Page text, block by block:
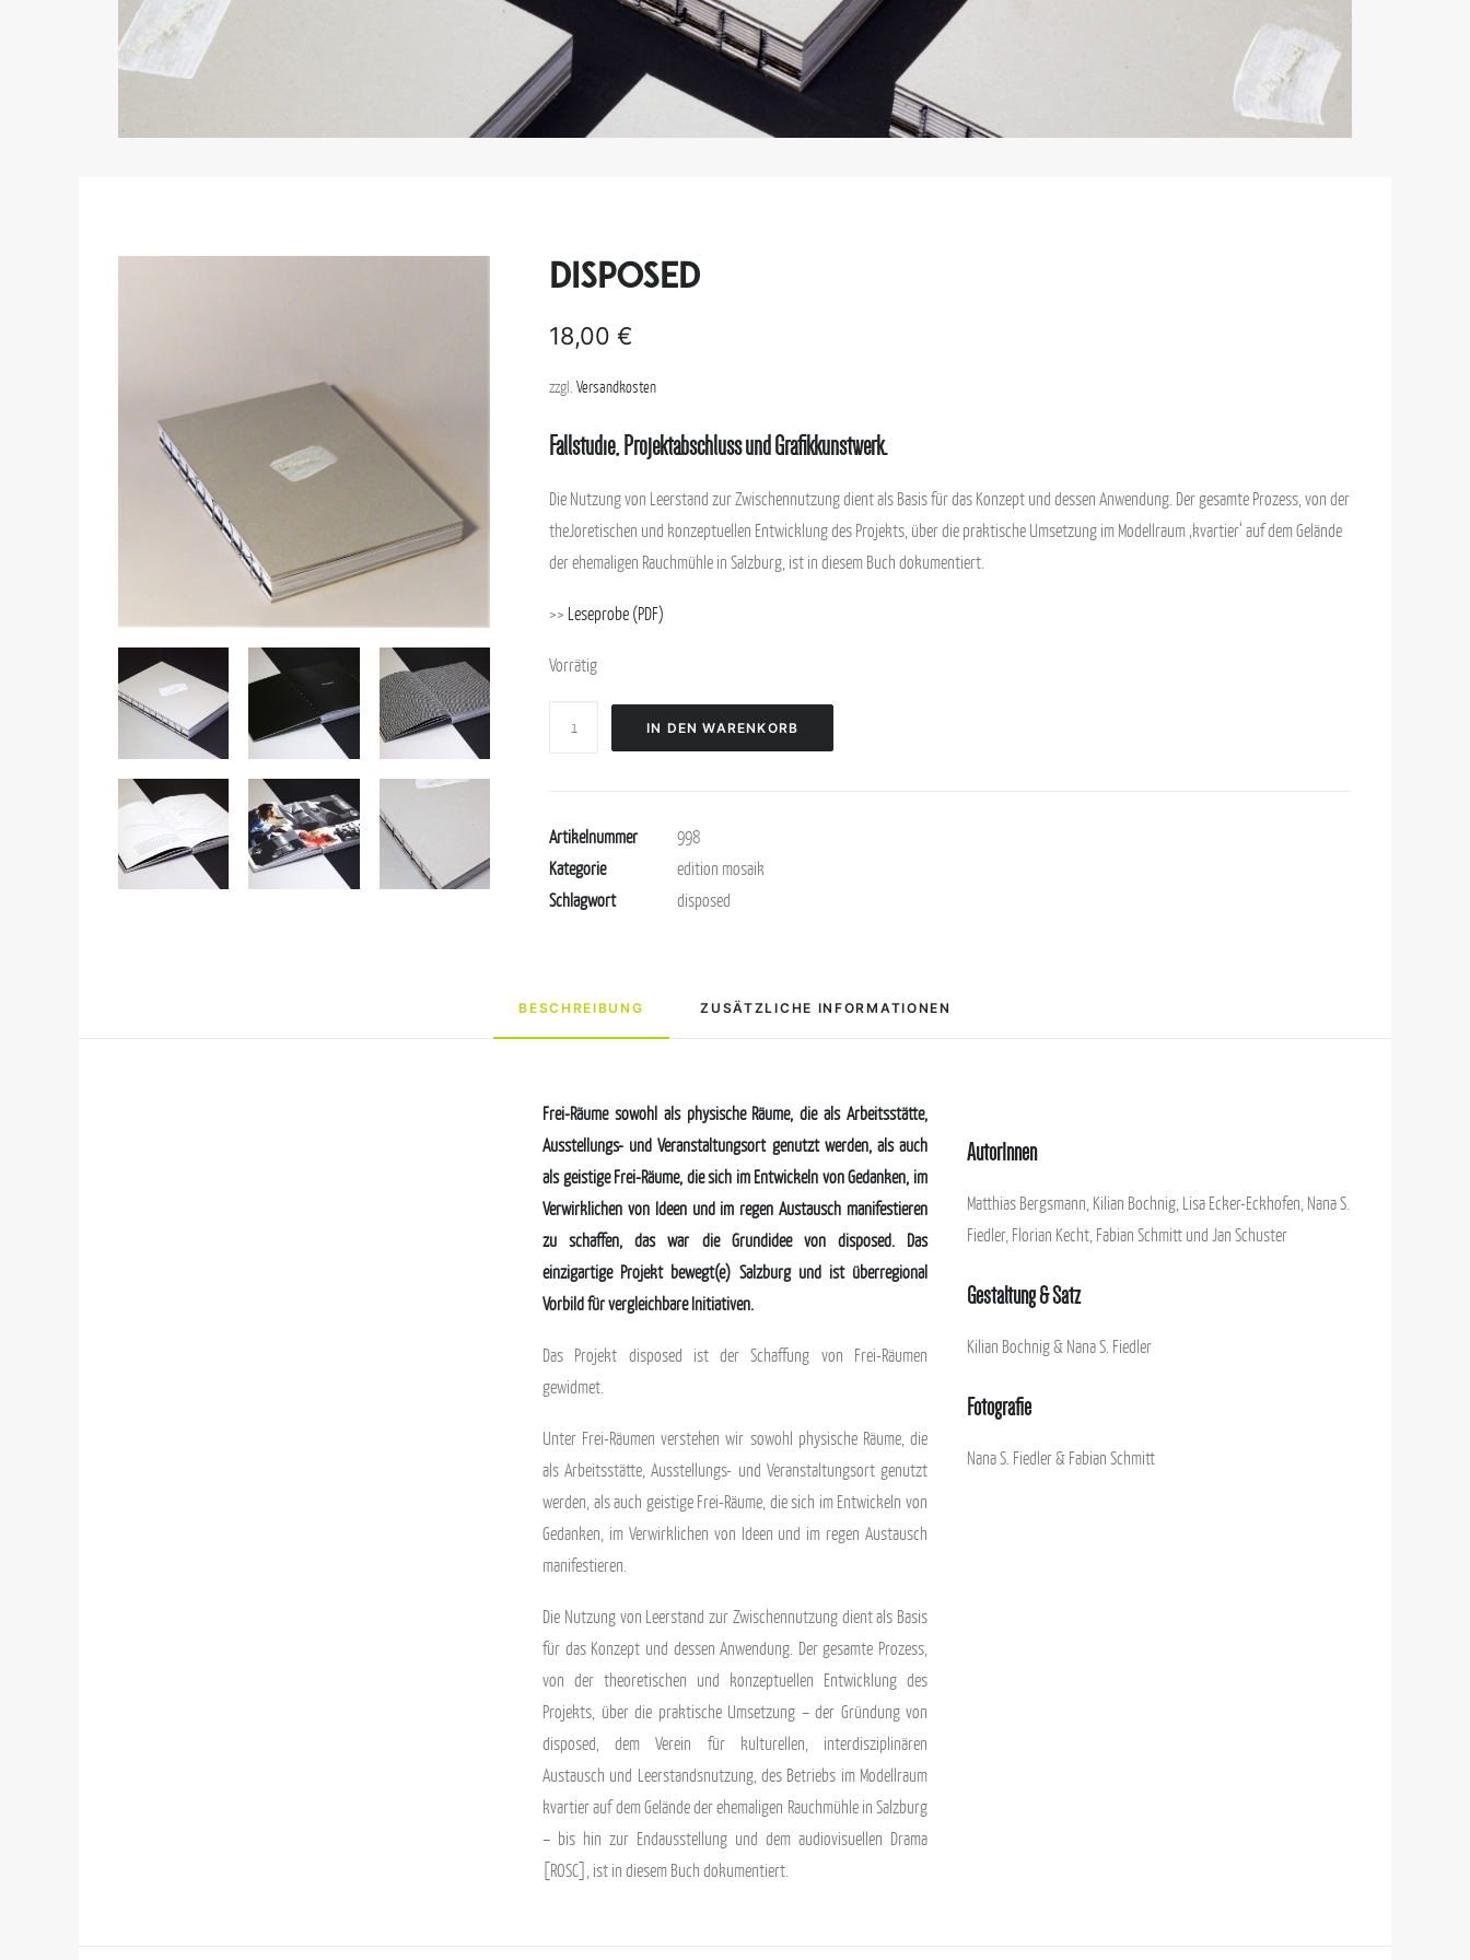
disposed
18,00 €
zzgl. Versandkosten
Fallstudie, Projektabschluss und Grafikkunstwerk.
Die Nutzung von Leerstand zur Zwischennutzung dient als Basis für das Konzept und dessen Anwendung. Der gesamte Prozess, von der
theJoretischen und konzeptuellen Entwicklung des Projekts, über die praktische Umsetzung im Modellraum ‚kvartier‘ auf dem Gelände
der ehemaligen Rauchmühle in Salzburg, ist in diesem Buch dokumentiert.
>> Leseprobe (PDF)
Vorrätig
IN DEN WARENKORB
Artikelnummer
998
Kategorie
edition mosaik
Schlagwort
disposed
BESCHREIBUNG ZUSÄTZLICHE INFORMATIONEN
Frei-Räume sowohl als physische Räume, die als Arbeitsstätte,
Ausstellungs- und Veranstaltungsort genutzt werden, als auch
als geistige Frei-Räume, die sich im Entwickeln von Gedanken, im
Verwirklichen von Ideen und im regen Austausch manifestieren
zu schaffen, das war die Grundidee von disposed. Das
einzigartige Projekt bewegt(e) Salzburg und ist überregional
Vorbild für vergleichbare Initiativen.
Das Projekt disposed ist der Schaffung von Frei-Räumen
gewidmet.
Unter Frei-Räumen verstehen wir sowohl physische Räume, die
als Arbeitsstätte, Ausstellungs- und Veranstaltungsort genutzt
werden, als auch geistige Frei-Räume, die sich im Entwickeln von
Gedanken, im Verwirklichen von Ideen und im regen Austausch
manifestieren.
Die Nutzung von Leerstand zur Zwischennutzung dient als Basis
für das Konzept und dessen Anwendung. Der gesamte Prozess,
von der theoretischen und konzeptuellen Entwicklung des
Projekts, über die praktische Umsetzung – der Gründung von
disposed, dem Verein für kulturellen, interdisziplinären
Austausch und Leerstandsnutzung, des Betriebs im Modellraum
kvartier auf dem Gelände der ehemaligen Rauchmühle in Salzburg
– bis hin zur Endausstellung und dem audiovisuellen Drama
[ROSC], ist in diesem Buch dokumentiert.
AutorInnen
Matthias Bergsmann, Kilian Bochnig, Lisa Ecker-Eckhofen, Nana S.
Fiedler, Florian Kecht, Fabian Schmitt und Jan Schuster
Gestaltung & Satz
Kilian Bochnig & Nana S. Fiedler
Fotografie
Nana S. Fiedler & Fabian Schmitt